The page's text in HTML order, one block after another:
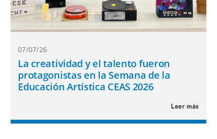
07/07/26
La creatividad y el talento fueron
protagonistas en la Semana de la
Educación Artística CEAS 2026
Leer más